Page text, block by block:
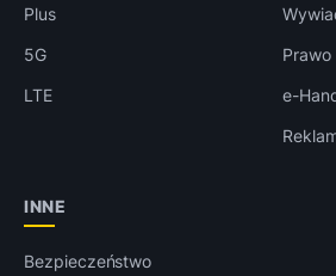
Plus
5G
LTE
Prawo
e-
INNE
Bezpieczeństwo